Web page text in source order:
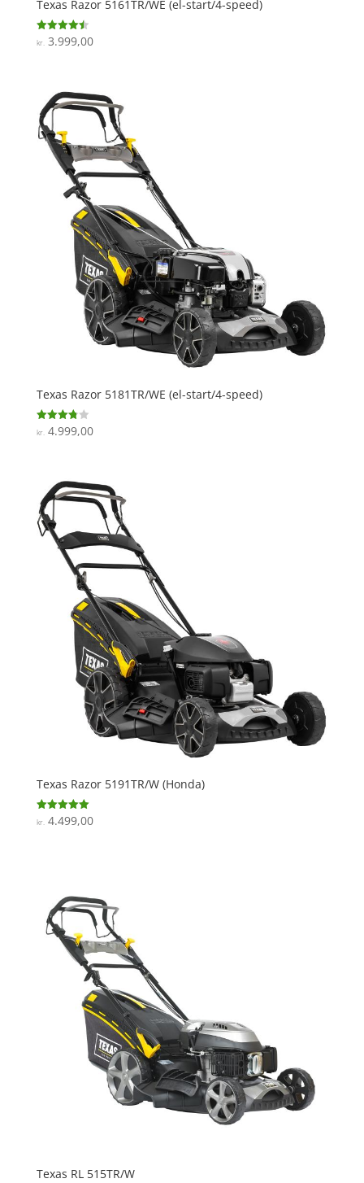
Texas Razor 5161TR/WE (el-start/4-speed)
Vurderet
4.5
kr.3.999,00
Texas Razor 5181TR/WE (el-start/4-speed)
Vurderet
3.8
kr.4.999,00
Texas Razor 5191TR/W (Honda)
Vurderet
5
kr.4.499,00
Texas RL 515TR/W